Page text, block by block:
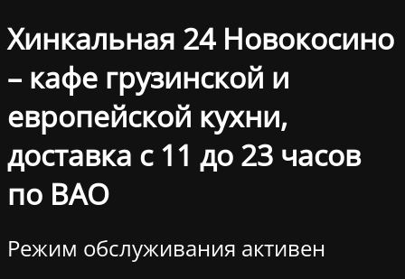
Хинкальная 24 Новокосино
– кафе грузинской и
европейской кухни,
доставка с 11 до 23 часов
по ВАО
Режим обслуживания активен